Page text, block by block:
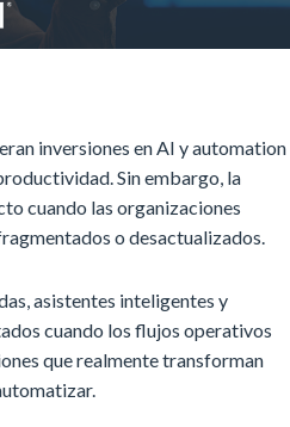
inversiones en AI y automation
Sin embargo, la
cuando las organizaciones
o desactualizados.
asistentes inteligentes y
cuando los flujos operativos
que realmente transforman